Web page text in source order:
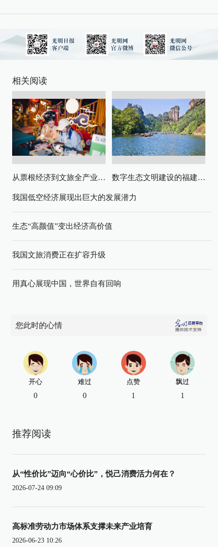
相关阅读
从票根经济到文旅全产业链升级 数字生态文明建设的福建路径与启示
我国低空经济展现出巨大的发展潜力
生态“高颜值”变出经济高价值
我国文旅消费正在扩容升级
用真心展现中国，世界自有回响
您此时的心情
开心
0
难过
0
点赞
1
飘过
1
推荐阅读
从“性价比”迈向“心价比”，悦己消费活力何在？
2026-07-24 09:09
高标准劳动力市场体系支撑未来产业培育
2026-06-23 10:26